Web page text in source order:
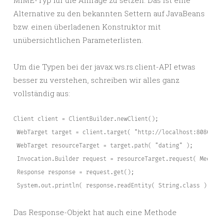
Alternative zu den bekannten Settern auf JavaBeans
bzw. einen überladenen Konstruktor mit
unübersichtlichen Parameterlisten.
Um die Typen bei der javax.ws.rs.client-API etwas
besser zu verstehen, schreiben wir alles ganz
vollständig aus:
Client client = ClientBuilder.newClient();
WebTarget target = client.target( "http://localhost:8080/
WebTarget resourceTarget = target.path( "dating" );
Invocation.Builder request = resourceTarget.request(
Response response = request.get();
System.out.println( response.readEntity( String.class ) );
Das Response-Objekt hat auch eine Methode